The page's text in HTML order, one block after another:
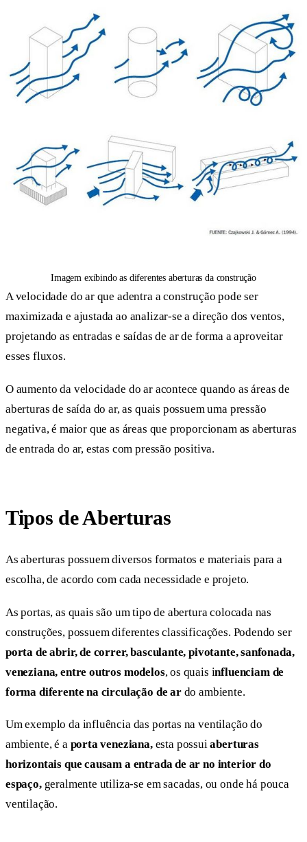
Imagem exibindo as diferentes aberturas da construção
A velocidade do ar que adentra a construção pode ser
maximizada e ajustada ao analizar-se a direção dos ventos,
projetando as entradas e saídas de ar de forma a aproveitar
esses fluxos.
O aumento da velocidade do ar acontece quando as áreas de
aberturas de saída do ar, as quais possuem uma pressão
negativa, é maior que as áreas que proporcionam as aberturas
de entrada do ar, estas com pressão positiva.
Tipos de Aberturas
As aberturas possuem diversos formatos e materiais para a
escolha, de acordo com cada necessidade e projeto.
As portas, as quais são um tipo de abertura colocada nas
construções, possuem diferentes classificações. Podendo ser
porta de abrir, de correr, basculante, pivotante, sanfonada,
veneziana, entre outros modelos, os quais influenciam de
forma diferente na circulação de ar do ambiente.
Um exemplo da influência das portas na ventilação do
ambiente, é a porta veneziana, esta possuiaberturas
horizontais que causam a entrada de ar no interior do
espaço,geralmente utiliza-se em sacadas, ou onde há pouca
ventilação.